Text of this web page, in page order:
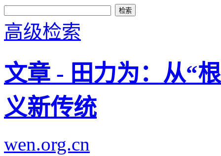
高级检索
文章 - 田力为：从“
义新传统
wen.org.cn